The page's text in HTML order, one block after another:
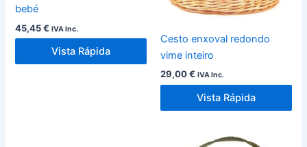
bebé
45,45€ IVA Inc.
Vista Rápida
Cesto enxoval redondo
vime inteiro
29,00€ IVA Inc.
Vista Rápida